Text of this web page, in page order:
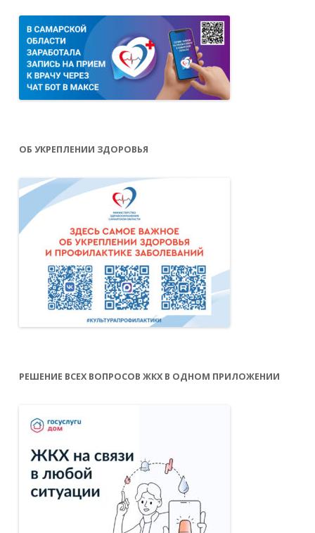
ОБ УКРЕПЛЕНИИ ЗДОРОВЬЯ
РЕШЕНИЕ ВСЕХ ВОПРОСОВ ЖКХ В ОДНОМ ПРИЛОЖЕНИИ